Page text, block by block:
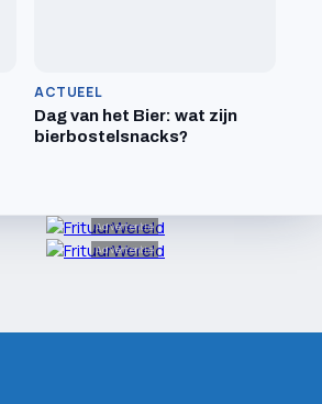
ACTUEEL
Dag van het Bier: wat zijn
bierbostelsnacks?
Advertentie
Advertentie